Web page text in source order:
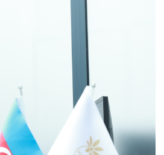
Nicat İmanov: "Vergi qanunvericiliyinə
dəyişikliklər sahibkarlıq mühitinin
yaxşılaşdırılmasına xidmət edir"
Aytən Kərimova: “Məqsədimiz daha
inklüziv iş mühiti yaratmaq, çevik və
öyrənən komanda formalaşdırmaqdır”
MÜSAHİBƏ
Azərbaycanda dövlət-özəl tərəfdaşlığı
çərçivəsində həyata keçirilən ilk pilot
layihə VİDEO